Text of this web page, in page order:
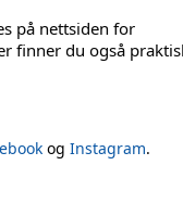
på nettsiden for
finner du også
og Instagram.